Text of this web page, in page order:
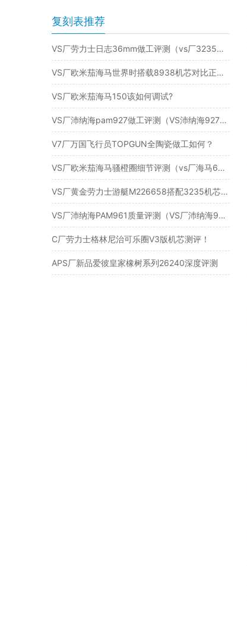
复刻表推荐
VS厂劳力士日志36mm做工评测（vs厂3235机芯日志怎么样）
VS厂欧米茄海马世界时搭载8938机芯对比正品是否一眼假？
VS厂欧米茄海马150该如何调试?
VS厂沛纳海pam927做工评测（VS沛纳海927细节有破绽吗）
V7厂万国飞行员TOPGUN全陶瓷做工如何？
VS厂欧米茄海马骚橙圈细节评测（vs厂海马600橙圈怎么样）
VS厂黄金劳力士游艇M226658搭配3235机芯细节如何？
VS厂沛纳海PAM961质量评测（VS厂沛纳海961值不值得入手）
C厂劳力士格林尼治可乐圈V3版机芯测评！
APS厂新品爱彼皇家橡树系列26240深度评测​